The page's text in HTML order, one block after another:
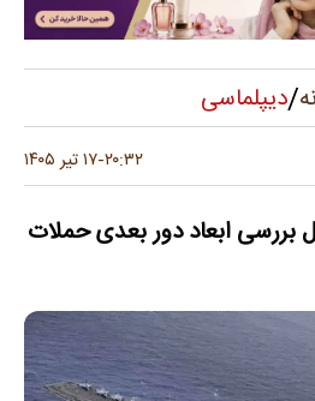
/دیپلماسی
۲۰:۳۲-۱۷ تیر ۱۴۰۵
بررسی ابعاد دور بعدی حملات